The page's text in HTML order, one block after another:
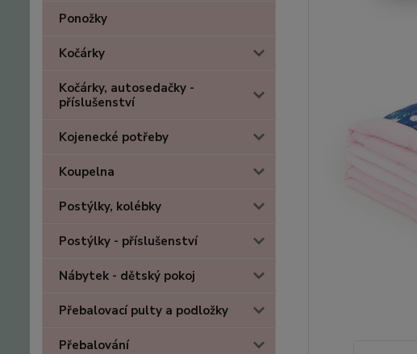
Ponožky
Kočárky
Kočárky, autosedačky -
příslušenství
Kojenecké potřeby
Koupelna
Postýlky, kolébky
Postýlky - příslušenství
Nábytek - dětský pokoj
Přebalovací pulty a podložky
Přebalování